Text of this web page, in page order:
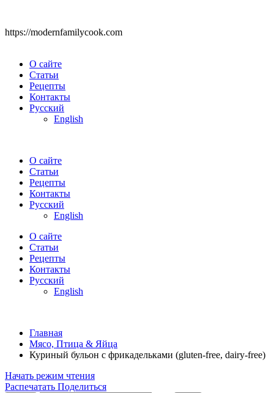
https://modernfamilycook.com
О сайте
Статьи
Рецепты
Контакты
Русский
English
О сайте
Статьи
Рецепты
Контакты
Русский
English
О сайте
Статьи
Рецепты
Контакты
Русский
English
Главная
Мясо, Птица & Яйца
Куриный бульон с фрикадельками (gluten-free, dairy-free)
Начать режим чтения
Распечатать Поделиться